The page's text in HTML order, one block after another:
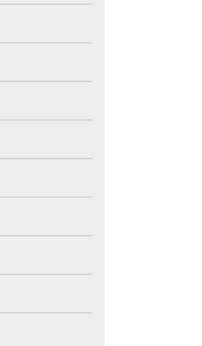
José do Rio
Mogi das
still Itapecerica
clx 25 Cotia